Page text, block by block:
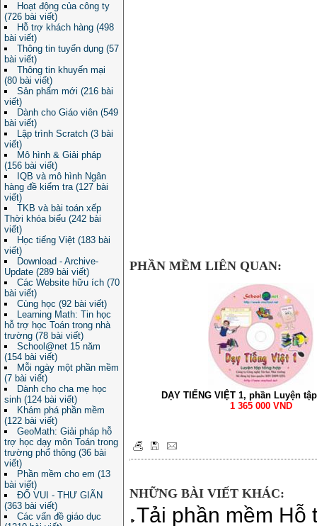
Hoạt động của công ty
(726 bài viết)
Hỗ trợ khách hàng (498
bài viết)
Thông tin tuyển dụng (57
bài viết)
Thông tin khuyến mại
(80 bài viết)
Sản phẩm mới (216 bài
viết)
Dành cho Giáo viên (549
bài viết)
Lập trình Scratch (3 bài
viết)
Mô hình & Giải pháp
(156 bài viết)
IQB và mô hình Ngân
hàng đề kiểm tra (127 bài
viết)
TKB và bài toán xếp
Thời khóa biểu (242 bài
viết)
Học tiếng Việt (183 bài
viết)
Download - Archive-
Update (289 bài viết)
Các Website hữu ích (70
bài viết)
Cùng học (92 bài viết)
Learning Math: Tin học
hỗ trợ học Toán trong nhà
trường (78 bài viết)
School@net 15 năm
(154 bài viết)
Mỗi ngày một phần mềm
(7 bài viết)
Dành cho cha mẹ học
sinh (124 bài viết)
Khám phá phần mềm
(122 bài viết)
GeoMath: Giải pháp hỗ
trợ học dạy môn Toán trong
trường phổ thông (36 bài
viết)
Phần mềm cho em (13
bài viết)
ĐỐ VUI - THƯ GIÃN
(363 bài viết)
Các vấn đề giáo dục
PHẦN MỀM LIÊN QUAN:
DẠY TIẾNG VIỆT 1, phần Luyện
1 365 000 VND
NHỮNG BÀI VIẾT KHÁC:
Tải phần mềm Hỗ